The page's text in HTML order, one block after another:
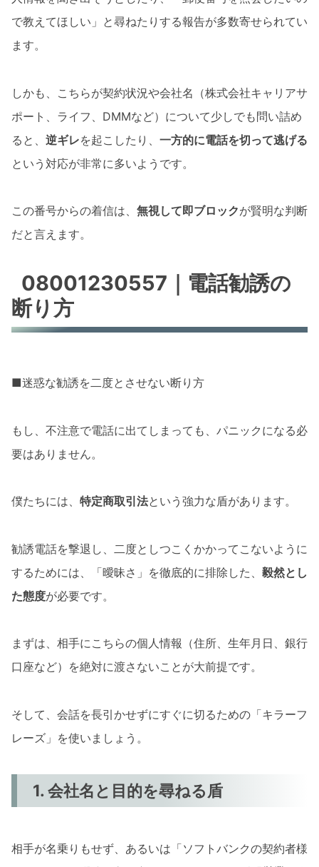
で教えてほしい」と尋ねたりする報告が多数寄せられてい
ます。
しかも、こちらが契約状況や会社名（株式会社キャリアサ
ポート、ライフ、DMMなど）について少しでも問い詰め
ると、 逆ギレを起こしたり、 一方的に電話を切って逃げる
という対応が非常に多いようです。
この番号からの着信は、 無視して即ブロックが賢明な判断
だと言えます。
08001230557｜電話勧誘の
断り方
■迷惑な勧誘を二度とさせない断り方
もし、不注意で電話に出てしまっても、パニックになる必
要はありません。
僕たちには、 特定商取引法という強力な盾があります。
勧誘電話を撃退し、二度としつこくかかってこないように
するためには、「曖昧さ」を徹底的に排除した、 毅然とし
た態度が必要です。
まずは、相手にこちらの個人情報（住所、生年月日、銀行
口座など）を絶対に渡さないことが大前提です。
そして、会話を長引かせずにすぐに切るための「キラーフ
レーズ」を使いましょう。
1. 会社名と目的を尋ねる盾
相手が名乗りもせず、あるいは「ソフトバンクの契約者様